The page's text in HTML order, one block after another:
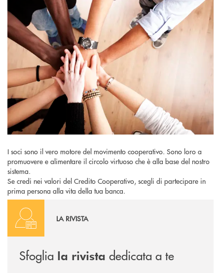
I soci sono il vero motore del movimento cooperativo. Sono loro a
promuovere e alimentare il circolo virtuoso che è alla base del nostro
sistema.
Se credi nei valori del Credito Cooperativo, scegli di partecipare in
prima persona alla vita della tua banca.
LA RIVISTA
Sfoglia la rivista dedicata a te